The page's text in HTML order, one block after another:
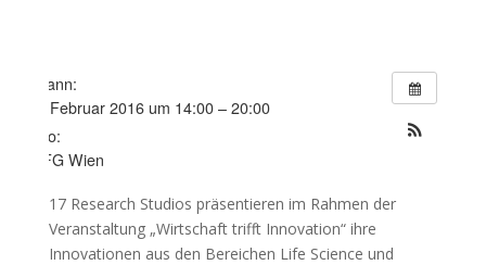
Wann:
8. Februar 2016 um 14:00 – 20:00
Wo:
FFG Wien
17 Research Studios präsentieren im Rahmen der
Veranstaltung „Wirtschaft trifft Innovation“ ihre
Innovationen aus den Bereichen Life Science und